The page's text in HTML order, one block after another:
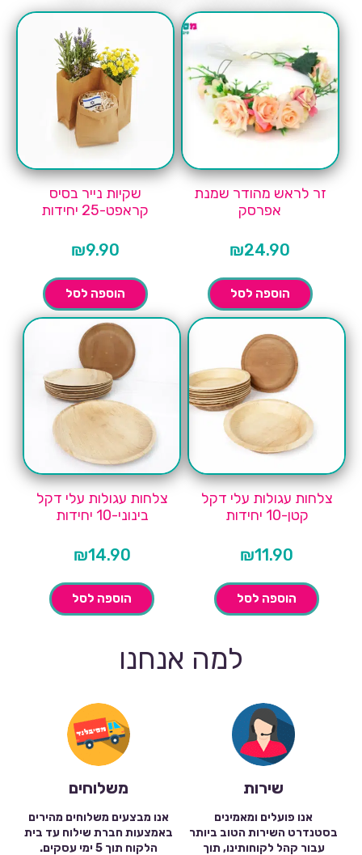
זר לראש מהודר שמנת
אפרסק
₪24.90
הוספה לסל
שקיות נייר בסיס
קראפט-25 יחידות
₪9.90
הוספה לסל
צלחות עגולות עלי דקל
קטן-10 יחידות
₪11.90
הוספה לסל
צלחות עגולות עלי דקל
בינוני-10 יחידות
₪14.90
הוספה לסל
למה אנחנו
שירות
אנו פועלים ומאמינים
בסטנדרט השירות הטוב ביותר
עבור קהל לקוחותינו, תוך
משלוחים
אנו מבצעים משלוחים מהירים
באמצעות חברת שילוח עד בית
הלקוח תוך 5 ימי עסקים.